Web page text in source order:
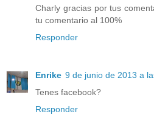
Charly gracias por tus
tu comentario al 100%
Responder
Enrike 9 de junio de 2013 a
Tenes facebook?
Responder